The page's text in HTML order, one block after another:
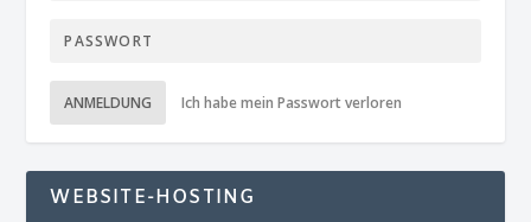
ANMELDUNG Ich habe mein Passwort verloren
WEBSITE-HOSTING